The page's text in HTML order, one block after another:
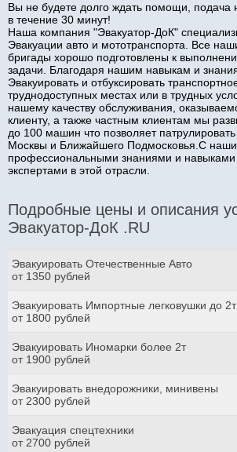
Вы не будете долго ждать помощи, подача
в течение 30 минут!
Наша компания "Эвакуатор-ДоК"
Эвакуации авто и мототранспорта. Все
бригады хорошо подготовлены к
задачи. Благодаря нашим навыкам и
Эвакуировать и отбуксировать
труднодоступных местах или в трудных
нашему качеству обслуживания,
клиенту, а также частным клиентам мы
до 100 машин что позволяет
Москвы и Ближайшего Подмосковья.С
профессиональными знаниями и
экспертами в этой отрасли.
Подробные цены и описания
Эвакуатор-ДоК .RU
Эвакуировать Отечественные Авто
от 1350 рублей
Эвакуировать Импортные легковушки до 2т
от 1800 рублей
Эвакуировать Иномарки более 2т
от 1900 рублей
Эвакуировать внедорожники, минивены
от 2300 рублей
Эвакуация спецтехники
от 2700 рублей